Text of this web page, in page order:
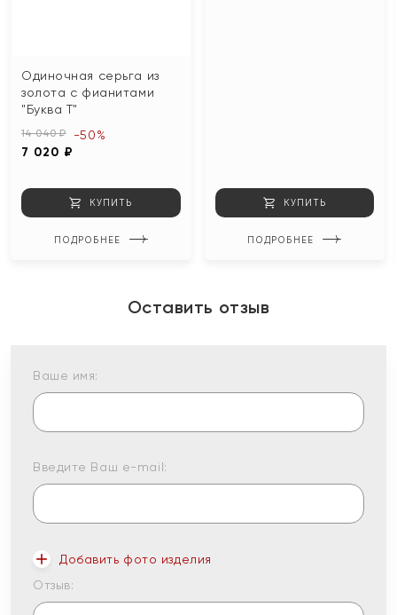
Одиночная серьга из
золота с фианитами
"Буква Т"
14 040 ₽
7 020 ₽
-50%
КУПИТЬ
ПОДРОБНЕЕ
КУПИТЬ
ПОДРОБНЕЕ
Оставить отзыв
Ваше имя:
Введите Ваш e-mail:
Добавить фото изделия
Отзыв: